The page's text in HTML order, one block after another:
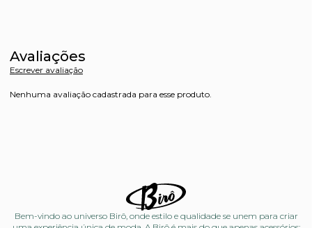
Avaliações
Escrever avaliação
Nenhuma avaliação cadastrada para esse produto.
Bem-vindo ao universo Birô, onde estilo e qualidade se unem para criar